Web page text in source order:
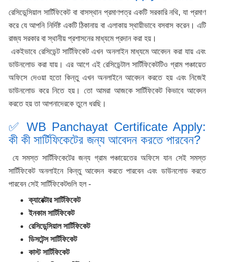
রেসিডেন্সিয়াল সার্টিফিকেট বা বাসস্থান প্রমাণপত্র একটি সরকারি নথি, যা প্রমাণ
করে যে আপনি নির্দিষ্ট একটি ঠিকানায় বা এলাকায় স্থায়ীভাবে বসবাস করেন। এটি
রাজ্য সরকার বা স্থানীয় প্রশাসনের মাধ্যমে প্রদান করা হয়।
একইভাবে রেসিডেন্ট সার্টিফিকেট এখন অনলাইন মাধ্যমে আবেদন করা যায় এবং
ডাউনলোড করা যায়। এর আগে এই রেসিডেন্টাল সার্টিফিকেটটিও গ্রাম পঞ্চায়েত
অফিসে দেওয়া হতো কিন্তু এখন অনলাইনে আবেদন করতে হয় এবং নিজেই
ডাউনলোড করে নিতে হয়। তো আমরা আজকে সার্টিফিকেট কিভাবে আবেদন
করতে হয় তা আপনাদেরকে তুলে ধরছি।
✅ WB Panchayat Certificate Apply:
কী কী সার্টিফিকেটের জন্য আবেদন করতে পারবেন?
যে সমস্ত সার্টিফিকেটের জন্য গ্রাম পঞ্চায়েতের অফিসে যান সেই সমস্ত
সার্টিফিকেট অনলাইনে কিন্তু আবেদন করতে পারবেন এবং ডাউনলোড করতে
পারবেন সেই সার্টিফিকেটগুলি হল -
ক্যারেক্টার সার্টিফিকেট
ইনকাম সার্টিফিকেট
রেসিডেন্সিয়াল সার্টিফিকেট
ডিসটেন্স সার্টিফিকেট
কাস্ট সার্টিফিকেট